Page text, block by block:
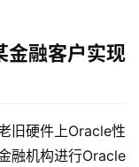
金融客户实现
旧硬件上Oracle性
融机构进行Oracle